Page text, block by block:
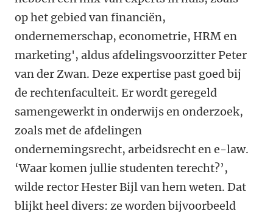
op het gebied van financiën,
ondernemerschap, econometrie, HRM en
marketing', aldus afdelingsvoorzitter Peter
van der Zwan. Deze expertise past goed bij
de rechtenfaculteit. Er wordt geregeld
samengewerkt in onderwijs en onderzoek,
zoals met de afdelingen
ondernemingsrecht, arbeidsrecht en e-law.
‘Waar komen jullie studenten terecht?’,
wilde rector Hester Bijl van hem weten. Dat
blijkt heel divers: ze worden bijvoorbeeld